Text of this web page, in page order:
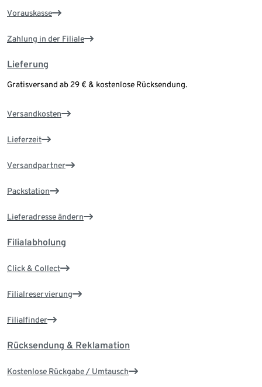
Vorauskasse
Zahlung in der Filiale
Lieferung
Gratisversand ab 29 € & kostenlose Rücksendung.
Versandkosten
Lieferzeit
Versandpartner
Packstation
Lieferadresse ändern
Filialabholung
Click & Collect
Filialreservierung
Filialfinder
Rücksendung & Reklamation
Kostenlose Rückgabe / Umtausch